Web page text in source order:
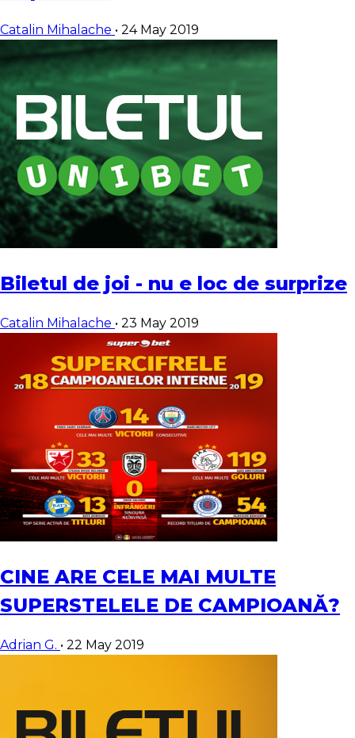
Catalin Mihalache • 24 May 2019
Biletul de joi - nu e loc de surprize
Catalin Mihalache • 23 May 2019
CINE ARE CELE MAI MULTE
SUPERSTELELE DE CAMPIOANĂ?
Adrian G. • 22 May 2019